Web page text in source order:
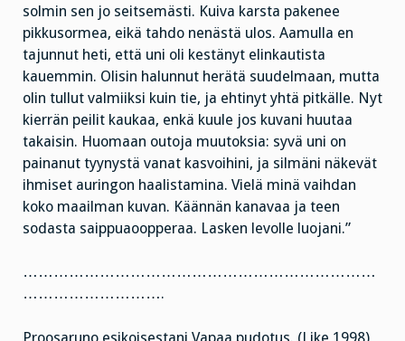
solmin sen jo seitsemästi. Kuiva karsta pakenee
pikkusormea, eikä tahdo nenästä ulos. Aamulla en
tajunnut heti, että uni oli kestänyt elinkautista
kauemmin. Olisin halunnut herätä suudelmaan, mutta
olin tullut valmiiksi kuin tie, ja ehtinyt yhtä pitkälle. Nyt
kierrän peilit kaukaa, enkä kuule jos kuvani huutaa
takaisin. Huomaan outoja muutoksia: syvä uni on
painanut tyynystä vanat kasvoihini, ja silmäni näkevät
ihmiset auringon haalistamina. Vielä minä vaihdan
koko maailman kuvan. Käännän kanavaa ja teen
sodasta saippuaoopperaa. Lasken levolle luojani.”
……………………………………………………………
……………………….